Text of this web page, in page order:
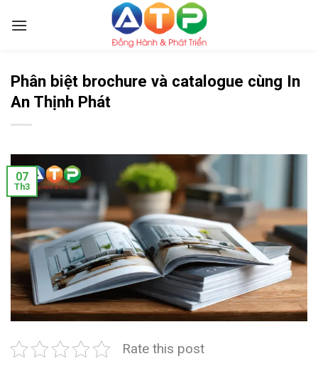
Phân biệt brochure và catalogue cùng In
An Thịnh Phát
07
Th3
Rate this post